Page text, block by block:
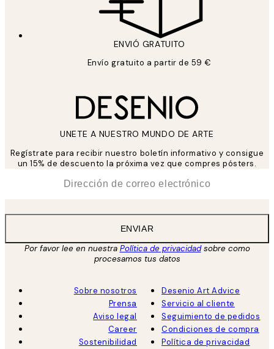
ENVIÓ GRATUITO
Envío gratuito a partir de 59 €
UNETE A NUESTRO MUNDO DE ARTE
Regístrate para recibir nuestro boletín informativo y consigue
un 15% de descuento la próxima vez que compres pósters.
ENVIAR
Por favor lee en nuestra Política de privacidadsobre como
procesamos tus datos
Sobre nosotros
Prensa
Aviso legal
Career
Sostenibilidad
Desenio Art Advice
Servicio al cliente
Seguimiento de pedidos
Condiciones de compra
Política de privacidad